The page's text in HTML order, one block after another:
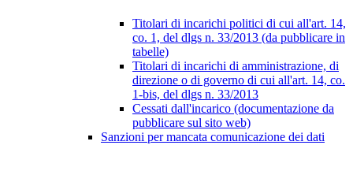
Titolari di incarichi politici di cui all'art. 14,
co. 1, del dlgs n. 33/2013 (da pubblicare in
tabelle)
Titolari di incarichi di amministrazione, di
direzione o di governo di cui all'art. 14, co.
1-bis, del dlgs n. 33/2013
Cessati dall'incarico (documentazione da
pubblicare sul sito web)
Sanzioni per mancata comunicazione dei dati